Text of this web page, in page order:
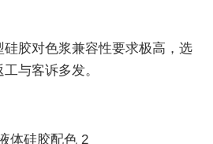
硅胶对色浆兼容性要求极高，选
与客诉多发。